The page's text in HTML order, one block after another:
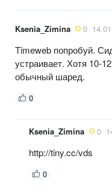
Ksenia_Zimina 0
Timeweb попробуй.
устраивает. Хотя 10-
обычный шаред.
0
Ksenia_Zimina 0
http://tiny.cc/vds
0